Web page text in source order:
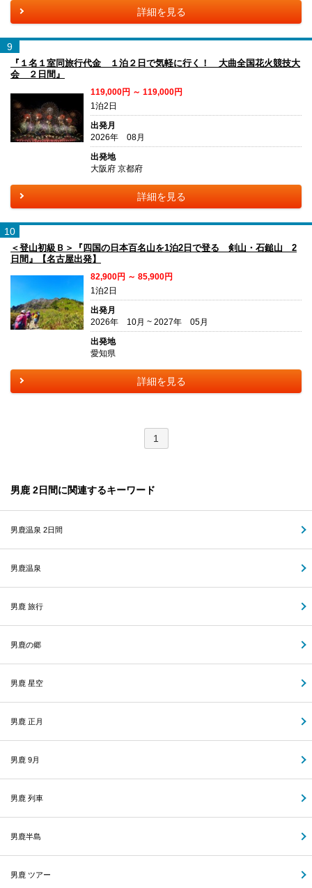
詳細を見る
9
『１名１室同旅行代金 １泊２日で気軽に行く！ 大曲全国花火競技大
会 ２日間』
119,000円 ～ 119,000円
1泊2日
出発月
2026年 08月
出発地
大阪府 京都府
詳細を見る
10
＜登山初級Ｂ＞『四国の日本百名山を1泊2日で登る 剣山・石鎚山 2
日間』【名古屋出発】
82,900円 ～ 85,900円
1泊2日
出発月
2026年 10月 ~ 2027年 05月
出発地
愛知県
詳細を見る
1
男鹿 2日間に関連するキーワード
男鹿温泉 2日間
男鹿温泉
男鹿 旅行
男鹿の郷
男鹿 星空
男鹿 正月
男鹿 9月
男鹿 列車
男鹿半島
男鹿 ツアー